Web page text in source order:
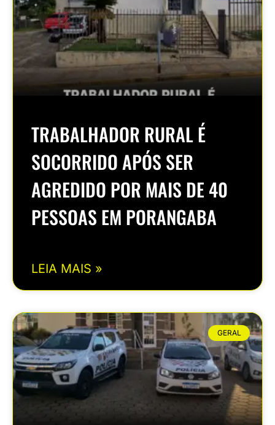
TRABALHADOR RURAL É
SOCORRIDO APÓS SER
AGREDIDO POR MAIS DE 40
PESSOAS EM PORANGABA
LEIA MAIS »
GERAL